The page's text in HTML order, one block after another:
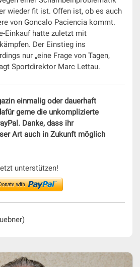
wieder fit ist. Offen ist, ob es auch
von Goncalo Paciencia kommt.
Einkauf hatte zuletzt mit
Der Einstieg ins
nur „eine Frage von Tagen,
Sportdirektor Marc Lettau.
einmalig oder dauerhaft
gerne die unkomplizierte
Danke, dass ihr
Art auch in Zukunft möglich
unterstützen!